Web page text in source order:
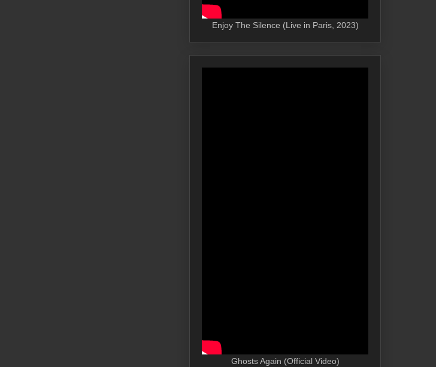
Enjoy The Silence (Live in Paris, 2023)
Ghosts Again (Official Video)